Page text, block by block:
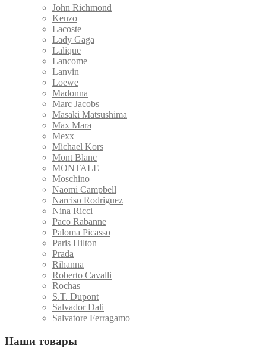
John Richmond
Kenzo
Lacoste
Lady Gaga
Lalique
Lancome
Lanvin
Loewe
Madonna
Marc Jacobs
Masaki Matsushima
Max Mara
Mexx
Michael Kors
Mont Blanc
MONTALE
Moschino
Naomi Campbell
Narciso Rodriguez
Nina Ricci
Paco Rabanne
Paloma Picasso
Paris Hilton
Prada
Rihanna
Roberto Cavalli
Rochas
S.T. Dupont
Salvador Dali
Salvatore Ferragamo
Наши товары